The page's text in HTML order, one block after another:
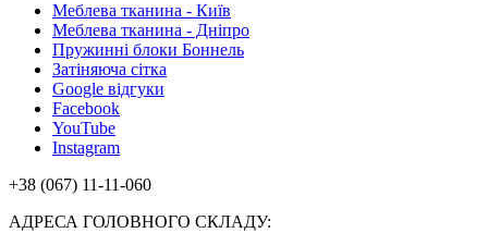
Меблева тканина - Київ
Меблева тканина - Дніпро
Пружинні блоки Боннель
Затіняюча сітка
Google відгуки
Facebook
YouTube
Instagram
+38 (067) 11-11-060
АДРЕСА ГОЛОВНОГО СКЛАДУ: